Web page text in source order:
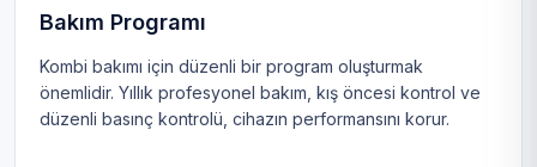
Bakım Programı
Kombi bakımı için düzenli bir program oluşturmak
önemlidir. Yıllık profesyonel bakım, kış öncesi kontrol ve
düzenli basınç kontrolü, cihazın performansını korur.